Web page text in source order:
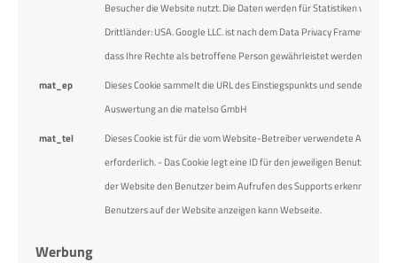
Besucher die Website nutzt. Die Daten werden für Statistiken
Drittländer: USA. Google LLC. ist nach dem Data Privacy Framework
dass Ihre Rechte als betroffene Person gewährleistet werden können.
mat_ep
Dieses Cookie sammelt die URL des Einstiegspunkts und sendet diese
Auswertung an die matelso GmbH
mat_tel
Dieses Cookie ist für die vom Website-Betreiber verwendete
erforderlich. - Das Cookie legt eine ID für den jeweiligen Benutzer
der Website den Benutzer beim Aufrufen des Supports erkennen und
Benutzers auf der Website anzeigen kann Webseite.
Werbung